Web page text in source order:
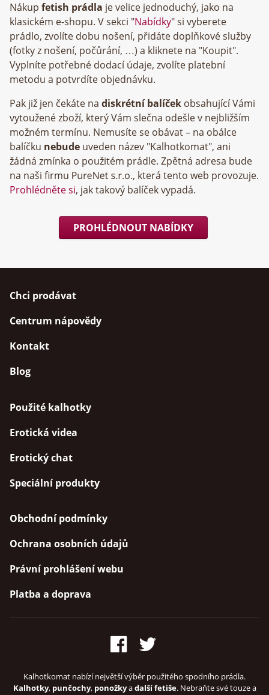
Nákup fetish prádla je velice jednoduchý, jako na
klasickém e-shopu. V sekci "Nabídky" si vyberete
prádlo, zvolíte dobu nošení, přidáte doplňkové služby
(fotky z nošení, počůrání, …) a kliknete na "Koupit".
Vyplníte potřebné dodací údaje, zvolíte platební
metodu a potvrdíte objednávku.
Pak již jen čekáte na diskrétní balíček obsahující Vámi
vytoužené zboží, který Vám slečna odešle v nejbližším
možném termínu. Nemusíte se obávat – na obálce
balíčku nebude uveden název "Kalhotkomat", ani
žádná zmínka o použitém prádle. Zpětná adresa bude
na naši firmu
, která tento web provozuje.
Prohlédněte si, jak takový balíček vypadá.
PROHLÉDNOUT NABÍDKY
Chci prodávat
Centrum nápovědy
Kontakt
Blog
Použité kalhotky
Erotická videa
Erotický chat
Speciální produkty
Obchodní podmínky
Ochrana osobních údajů
Právní prohlášení webu
Platba a doprava
Kalhotkomat nabízí největší výběr použitého spodního prádla.
Kalhotky, punčochy, ponožkyadalší fetiše. Nebraňte své touze a